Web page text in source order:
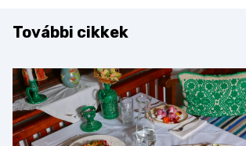
További cikkek